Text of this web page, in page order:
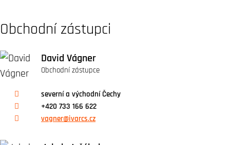
Obchodní zástupci
David Vágner
Obchodní zástupce
severní a východní Čechy
+420 733 166 622
vagner@ivarcs.cz